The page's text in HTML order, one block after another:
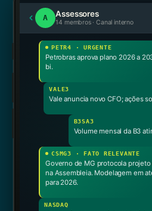
A Assessores
14 membros · Canal interno
PETR4 · URGENTE
Petrobras aprova plano 2026 a
bi.
VALE3
Vale anuncia novo CFO; ações
B3SA3
Volume mensal da B3
CSMG3 · FATO RELEVANTE
Governo de MG protocola projeto
na Assembleia. Modelagem em
para 2026.
NASDAQ